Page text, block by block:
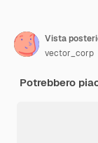
Vista
vector_corp
Potrebbero